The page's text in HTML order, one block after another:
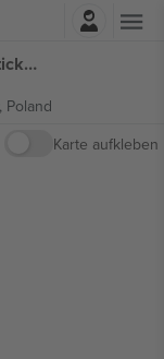
Stal Rzeszów vs Miedź Legnica 1 Liga tickets
Poland
Karte aufkleben